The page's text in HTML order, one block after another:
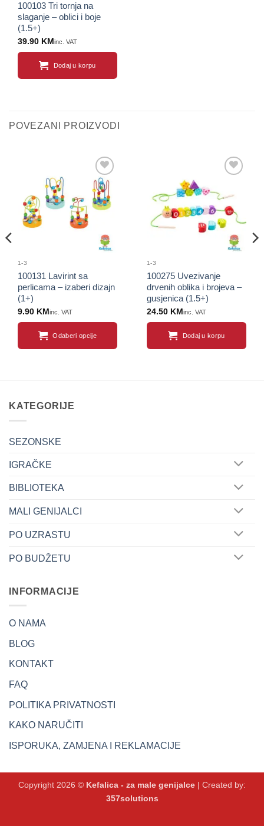
100103 Tri tornja na
slaganje – oblici i boje
(1.5+)
39.90 KM inc. VAT
Dodaj u korpu
POVEZANI PROIZVODI
Sačuvaj
proizvod
1-3
100131 Lavirint sa
perlicama – izaberi dizajn
(1+)
9.90 KMinc. VAT
Odaberi opcije
variants.
may
chosen
the
page
proizvod
1-3
100275 Uvezivanje
drvenih oblika i brojeva –
gusjenica (1.5+)
24.50 KMinc. VAT
Dodaj u korpu
KATEGORIJE
SEZONSKE
IGRAČKE
BIBLIOTEKA
MALI GENIJALCI
PO UZRASTU
PO BUDŽETU
INFORMACIJE
O NAMA
BLOG
KONTAKT
FAQ
POLITIKA PRIVATNOSTI
KAKO NARUČITI
ISPORUKA, ZAMJENA I REKLAMACIJE
Copyright 2026 © Kefalica - za male genijalce | Created by:
357solutions